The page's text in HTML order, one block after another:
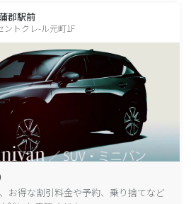
郡駅前
トクレ-ル元町1F
お得な割引料金や予約、乗り捨てなど